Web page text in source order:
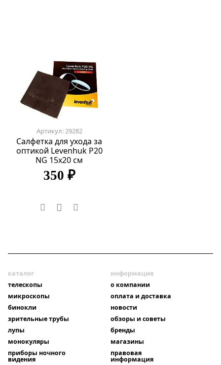
Артикул: 29282
Салфетка для ухода за
оптикой Levenhuk P20
NG 15x20 см
350 ₽
каталог
телескопы
микроскопы
бинокли
зрительные трубы
лупы
монокуляры
приборы ночного
видения
информация
о компании
оплата и доставка
новости
обзоры и советы
бренды
магазины
правовая
информация